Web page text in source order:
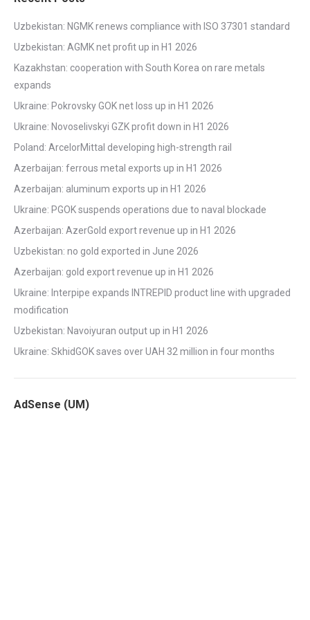
Uzbekistan: NGMK renews compliance with ISO 37301 standard
Uzbekistan: AGMK net profit up in H1 2026
Kazakhstan: cooperation with South Korea on rare metals
expands
Ukraine: Pokrovsky GOK net loss up in H1 2026
Ukraine: Novoselivskyi GZK profit down in H1 2026
Poland: ArcelorMittal developing high-strength rail
Azerbaijan: ferrous metal exports up in H1 2026
Azerbaijan: aluminum exports up in H1 2026
Ukraine: PGOK suspends operations due to naval blockade
Azerbaijan: AzerGold export revenue up in H1 2026
Uzbekistan: no gold exported in June 2026
Azerbaijan: gold export revenue up in H1 2026
Ukraine: Interpipe expands INTREPID product line with upgraded
modification
Uzbekistan: Navoiyuran output up in H1 2026
Ukraine: SkhidGOK saves over UAH 32 million in four months
AdSense (UM)